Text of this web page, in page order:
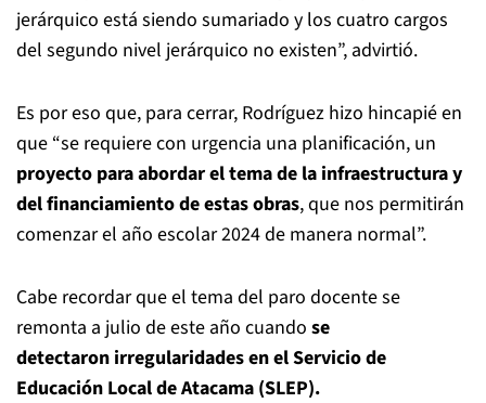
jerárquico está siendo sumariado y los cuatro cargos
del segundo nivel jerárquico no existen”, advirtió.
Es por eso que, para cerrar, Rodríguez hizo hincapié en
que “se requiere con urgencia una planificación, un
proyecto para abordar el tema de la infraestructura y
del financiamiento de estas obras, que nos permitirán
comenzar el año escolar 2024 de manera normal”.
Cabe recordar que el tema del paro docente se
remonta a julio de este año cuando se
detectaron irregularidades en el Servicio de
Educación Local de Atacama (SLEP).